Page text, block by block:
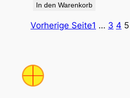
In den Warenkorb
Vorherige Seite1 … 3 4 5